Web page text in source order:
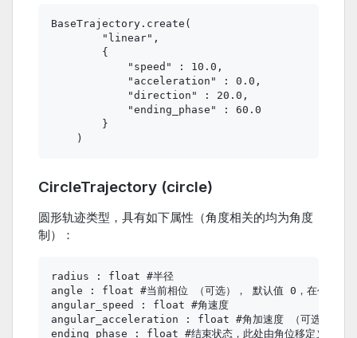
BaseTrajectory.create(
        "linear",
        {
            "speed" : 10.0,
            "acceleration" : 0.0,
            "direction" : 20.0,
            "ending_phase" : 60.0
        }
CircleTrajectory (circle)
圆形轨迹类型，具有如下属性（角度相关的均为角度
制）：
radius : float #半径
angle : float #当前相位 （可选）， 默认值 0，在创建时设
angular_speed : float #角速度
angular_acceleration : float #角加速度 （可选），